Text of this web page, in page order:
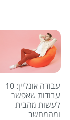
עבודה אונליין: 10
עבודות שאפשר
לעשות מהבית
ומהמחשב